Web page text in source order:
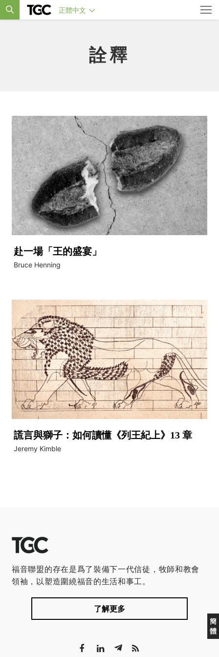
正體中文
詮釋
赴一場「王的盛宴」
Bruce Henning
謊言與獅子：如何讀懂《列王紀上》13 章
Jeremy Kimble
簡
體
福音聯盟的存在是爲了裝備下一代信徒，牧師和教會
領袖，以塑造圍繞福音的生活和事工。
了解更多